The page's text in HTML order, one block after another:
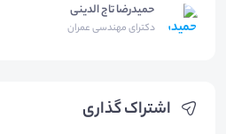
اشتراک گذاری
حمیدرضا تاج الدینی
دکترای مهندسی عمران